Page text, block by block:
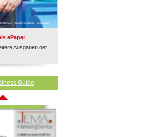
ePaper
Ausgaben der
Guide